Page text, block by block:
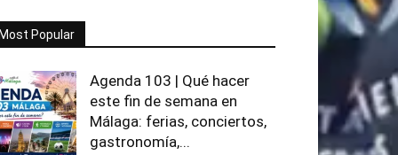
Popular
Agenda 103 | Qué hacer
este fin de semana en
Málaga: ferias, conciertos,
gastronomía,...